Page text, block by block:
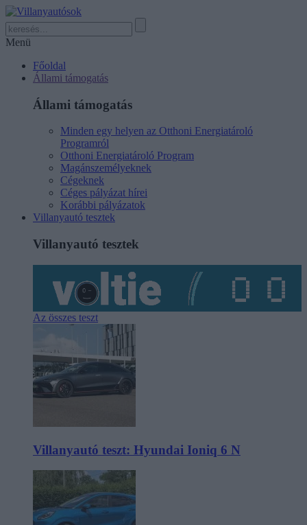
Menü
Főoldal
Állami támogatás
Állami támogatás
Minden egy helyen az Otthoni Energiatároló
Programról
Otthoni Energiatároló Program
Magánszemélyeknek
Cégeknek
Céges pályázat hírei
Korábbi pályázatok
Villanyautó tesztek
Villanyautó tesztek
Az összes teszt
Villanyautó teszt: Hyundai Ioniq 6 N